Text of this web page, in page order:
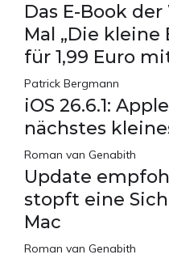
Das E-Book
Mal „Die
für 1,99 Euro
Patrick Bergmann
iOS 26.6.1:
nächstes
Roman van Genabith
Update
stopft eine
Mac
Roman van Genabith